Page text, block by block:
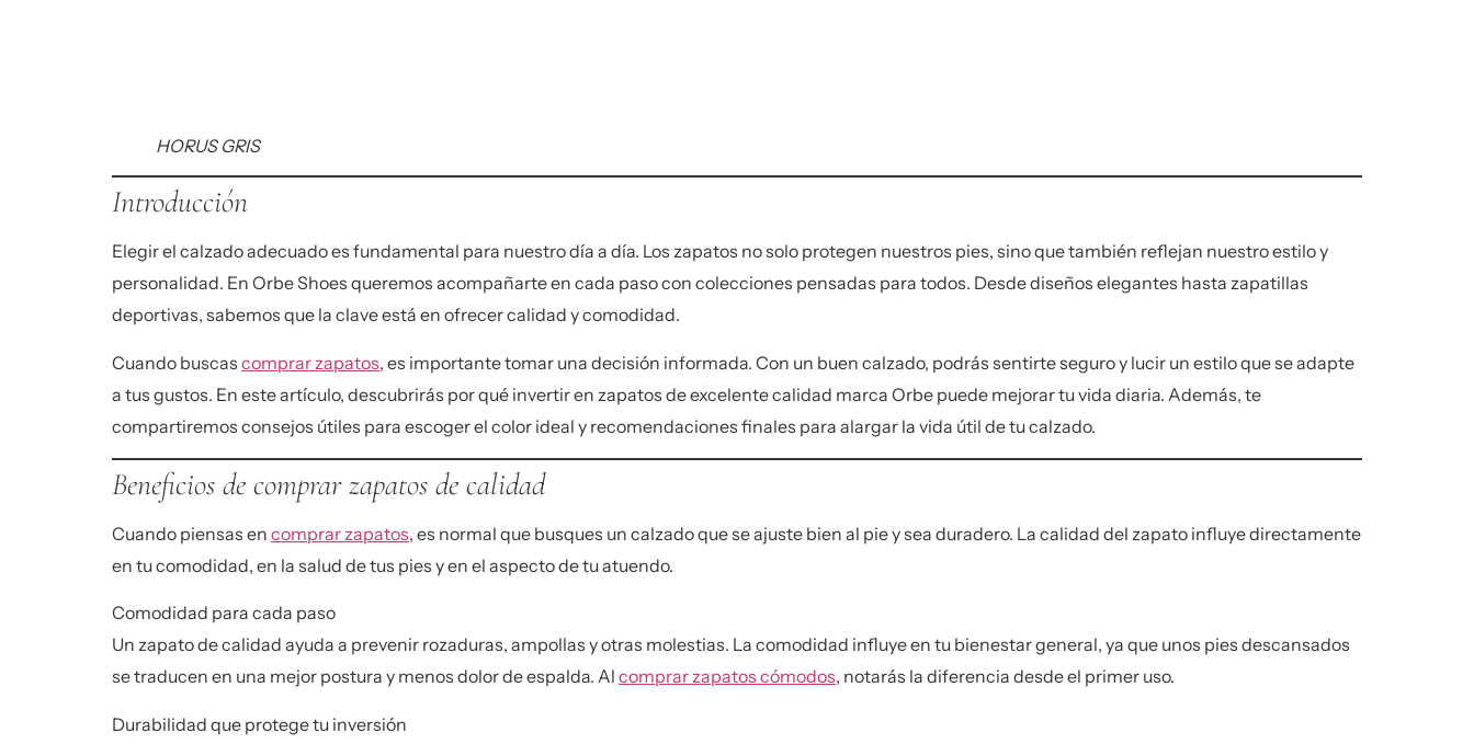
HORUS GRIS
Introducción
Elegir el calzado adecuado es fundamental para nuestro día a día. Los zapatos no solo protegen nuestros pies, sino que también reflejan nuestro estilo y
personalidad. En Orbe Shoes queremos acompañarte en cada paso con colecciones pensadas para todos. Desde diseños elegantes hasta zapatillas
deportivas, sabemos que la clave está en ofrecer calidad y comodidad.
Cuando buscas comprar zapatos, es importante tomar una decisión informada. Con un buen calzado, podrás sentirte seguro y lucir un estilo que se adapte
a tus gustos. En este artículo, descubrirás por qué invertir en zapatos de excelente calidad marca Orbe puede mejorar tu vida diaria. Además, te
compartiremos consejos útiles para escoger el color ideal y recomendaciones finales para alargar la vida útil de tu calzado.
Beneficios de comprar zapatos de calidad
Cuando piensas en comprar zapatos, es normal que busques un calzado que se ajuste bien al pie y sea duradero. La calidad del zapato influye directamente
en tu comodidad, en la salud de tus pies y en el aspecto de tu atuendo.
Comodidad para cada paso
Un zapato de calidad ayuda a prevenir rozaduras, ampollas y otras molestias. La comodidad influye en tu bienestar general, ya que unos pies descansados
se traducen en una mejor postura y menos dolor de espalda. Al comprar zapatos cómodos, notarás la diferencia desde el primer uso.
Durabilidad que protege tu inversión